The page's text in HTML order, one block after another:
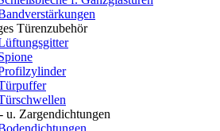
Türenzubehör
u. Zargendichtungen